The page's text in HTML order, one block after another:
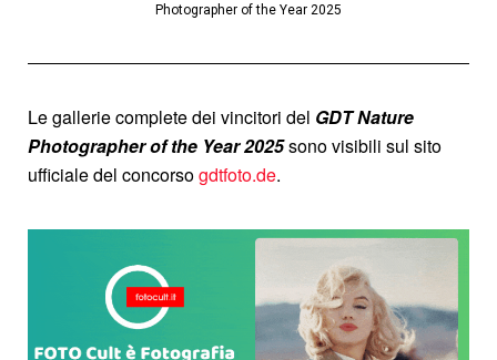
Photographer of the Year 2025
Le gallerie complete dei vincitori del GDT Nature
Photographer of the Year 2025sono visibili sul sito
ufficiale del concorsogdtfoto.de.